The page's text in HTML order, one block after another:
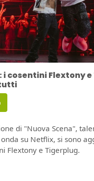
i cosentini Flextony
di "Nuova Scena",
su Netflix, si sono
Flextony e Tigerplug.